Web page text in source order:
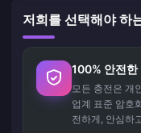
저희를 선택해야 하
100% 안전한
모든 충전은 개
업계 표준 암호
전하게, 안심하